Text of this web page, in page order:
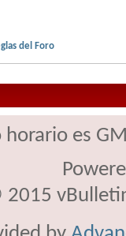
del Foro
horario es